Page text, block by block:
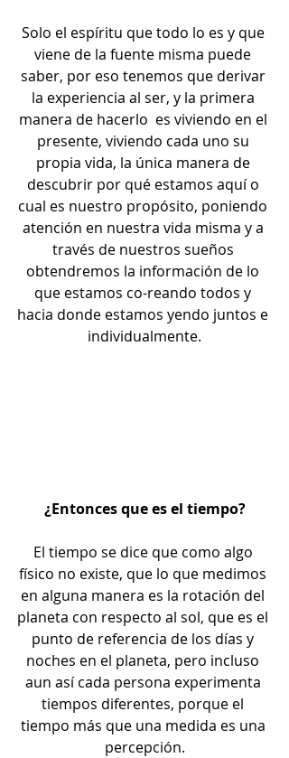
Solo el espíritu que todo lo es y que
viene de la fuente misma puede
saber, por eso tenemos que derivar
la experiencia al ser, y la primera
manera de hacerlo  es viviendo en el
presente, viviendo cada uno su
propia vida, la única manera de
descubrir por qué estamos aquí o
cual es nuestro propósito, poniendo
atención en nuestra vida misma y a
través de nuestros sueños
obtendremos la información de lo
que estamos co-reando todos y
hacia donde estamos yendo juntos e
individualmente.
¿Entonces que es el tiempo?
El tiempo se dice que como algo
físico no existe, que lo que medimos
en alguna manera es la rotación del
planeta con respecto al sol, que es el
punto de referencia de los días y
noches en el planeta, pero incluso
aun así cada persona experimenta
tiempos diferentes, porque el
tiempo más que una medida es una
percepción.